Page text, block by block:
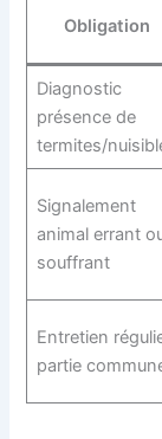
Obligation
Diagnostic
présence de
termites/
Signalement
animal errant
souffrant
Entretien
partie